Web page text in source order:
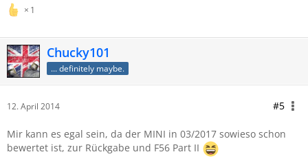
1
Chucky101
... definitely maybe.
12. April 2014 #5
Mir kann es egal sein, da der MINI in 03/2017 sowieso schon
bewertet ist, zur Rückgabe und F56 Part II